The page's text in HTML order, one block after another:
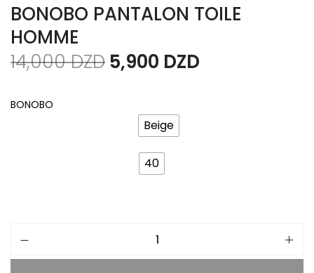
BONOBO PANTALON TOILE
HOMME
14,000DZD5,900 DZD
Beige
40
BONOBO